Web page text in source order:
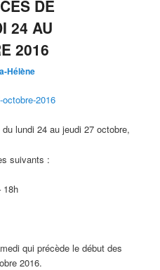
DE
24 AU
2016
Hélène
2016
lundi 24 au jeudi 27 octobre,
suivants :
18h
qui précède le début des
2016.